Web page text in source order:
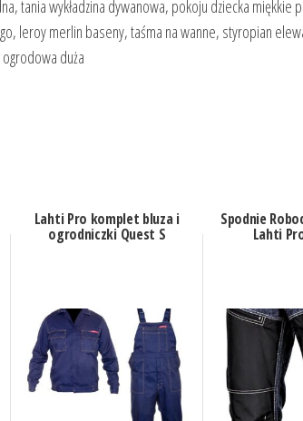
tania wykładzina dywanowa, pokoju dziecka miękkie
leroy merlin baseny, taśma na wanne, styropian
duża
Lahti Pro komplet bluza i
ogrodniczki Quest S
Spodnie
Lahti